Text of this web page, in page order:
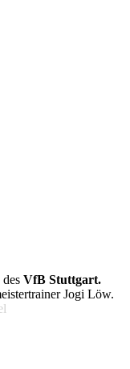
VfB Stuttgart.
Jogi Löw.